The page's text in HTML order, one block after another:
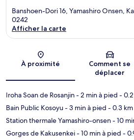
Banshoen-Dori 16, Yamashiro Onsen,
0242
Afficher la carte
À proximité
Comment se
déplacer
Iroha Soan de Rosanjin- 2 min à pied -
Bain Public Kosoyu- 3 min à pied - 0.3 km
Station thermale Yamashiro-onsen- 10
Gorges de Kakusenkei- 10 min à pied -